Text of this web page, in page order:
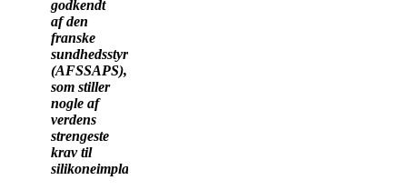
godkendt
af den
franske
sundhedsstyrelse
(AFSSAPS),
som stiller
nogle af
verdens
strengeste
krav til
silikoneimplantater.